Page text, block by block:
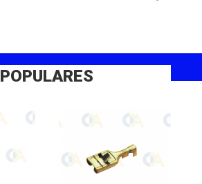
POPULARES